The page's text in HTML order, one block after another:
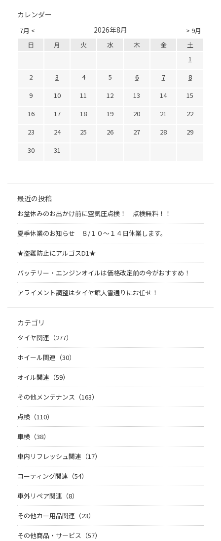
カレンダー
7月 < > 9月
2026年8月
日 月 火 水 木 金
土
1
2
3 4 5 6 7
8
9
10 11 12 13 14
15
16
17 18 19 20 21
22
23
24 25 26 27 28
29
30
31
最近の投稿
お盆休みのお出かけ前に空気圧点検！ 点検無料！！
夏季休業のお知らせ ８/１０～１４日休業します。
★盗難防止にアルゴスD1★
バッテリー・エンジンオイルは価格改定前の今がおすすめ！
アライメント調整はタイヤ館大雪通りにお任せ！
カテゴリ
タイヤ関連（277）
ホイール関連（30）
オイル関連（59）
その他メンテナンス（163）
点検（110）
車検（38）
車内リフレッシュ関連（17）
コーティング関連（54）
車外リペア関連（8）
その他カー用品関連（23）
その他商品・サービス（57）